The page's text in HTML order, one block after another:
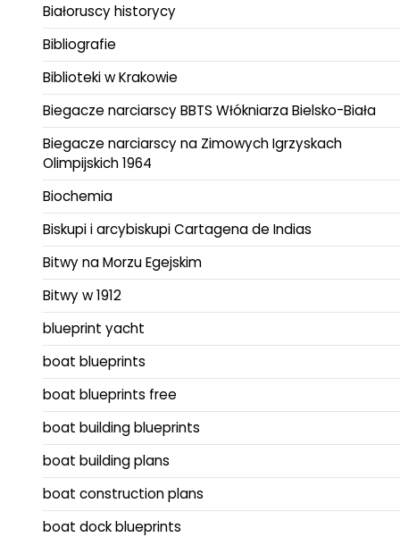
Białoruscy historycy
Bibliografie
Biblioteki w Krakowie
Biegacze narciarscy BBTS Włókniarza Bielsko-Biała
Biegacze narciarscy na Zimowych Igrzyskach
Olimpijskich 1964
Biochemia
Biskupi i arcybiskupi Cartagena de Indias
Bitwy na Morzu Egejskim
Bitwy w 1912
blueprint yacht
boat blueprints
boat blueprints free
boat building blueprints
boat building plans
boat construction plans
boat dock blueprints